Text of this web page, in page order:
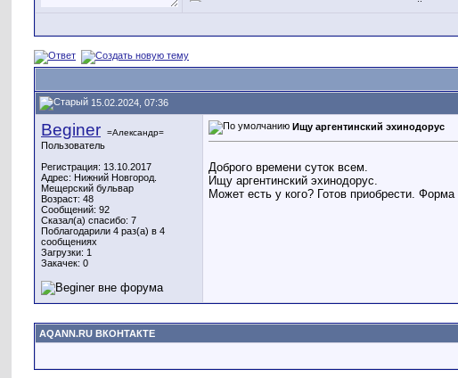
Привет. Если не найдешь,
Всех с Праздником
15.02.2024, 07:36
Beginer =Александр=
Пользователь
Регистрация: 13.10.2017
Адрес: Нижний Новгород.
Мещерский бульвар
Возраст: 48
Сообщений: 92
Сказал(а) спасибо: 7
Поблагодарили 4 раз(а) в 4
сообщениях
Загрузки: 1
Закачек: 0
Ищу аргентинский эхинодорус
Доброго времени суток всем.
Ищу аргентинский эхинодорус.
Может есть у кого? Готов приобрести. Форма
AQANN.RU ВКОНТАКТЕ